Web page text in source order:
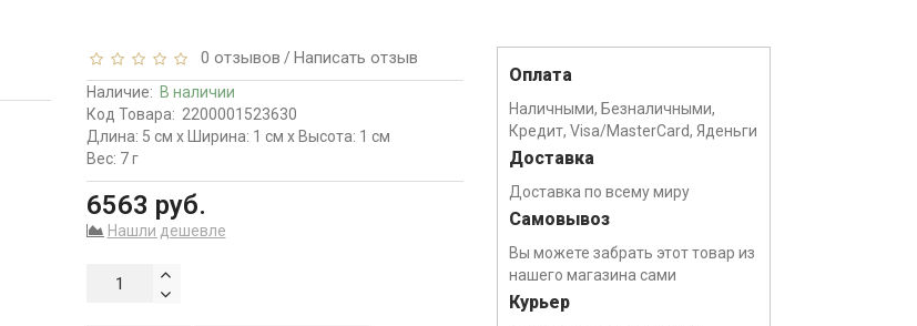
0 отзывов / Написать отзыв
Наличие: В наличии
Код Товара: 2200001523630
Длина: 5 см x Ширина: 1 см x Высота: 1 см
Вес: 7 г
6563 руб.
Нашли дешевле
Оплата
Наличными, Безналичными,
Кредит, Visa/MasterCard, Яденьги
Доставка
Доставка по всему миру
Самовывоз
Вы можете забрать этот товар из
нашего магазина сами
Курьер